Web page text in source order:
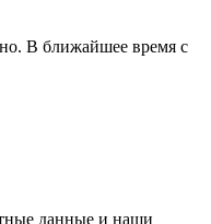
В ближайшее время с
данные и наши